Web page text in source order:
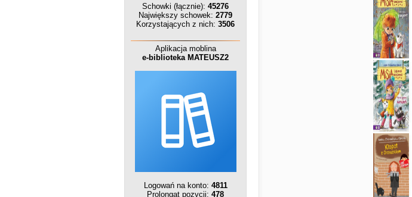
Schowki (łącznie): 45276
Największy schowek: 2779
Korzystających z nich: 3506
Aplikacja moblina
e-biblioteka MATEUSZ2
Logowań na konto: 4811
Prolongat pozycji: 478